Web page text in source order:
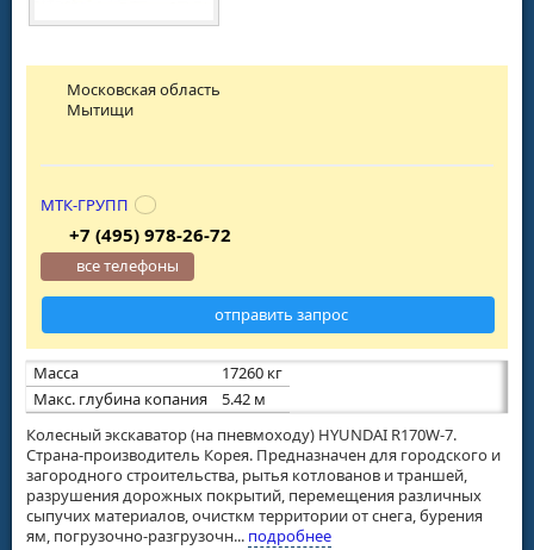
Масса
17260 кг
Макс. глубина копания
5.42 м
Колесный экскаватор (на пневмоходу) HYUNDAI R170W-7.
Страна-производитель Корея. Предназначен для городского и
загородного строительства, рытья котлованов и траншей,
разрушения дорожных покрытий, перемещения различных
сыпучих материалов, очисткм территории от снега, бурения
ям, погрузочно-разгрузочн... подробнее
Московская область
Мытищи
МТК-ГРУПП
+7 (495) 978-26-72
все телефоны
отправить запрос